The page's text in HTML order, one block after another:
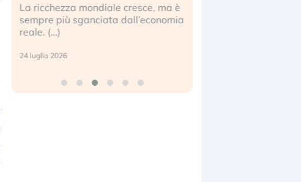
La ricchezza mondiale cresce, ma è
sempre più sganciata dall’economia
reale. (…)
24 luglio 2026